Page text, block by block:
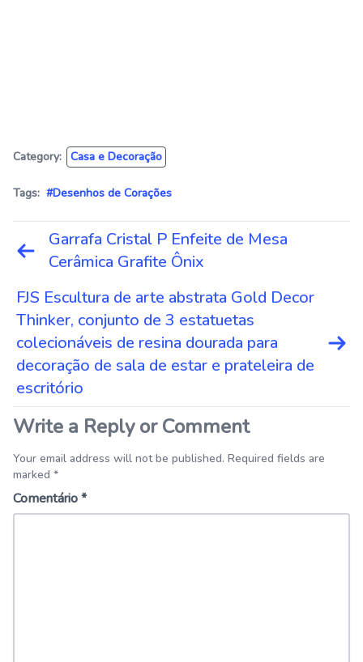
Category: Casa e Decoração
Tags: #Desenhos de Corações
Navegação
de
Garrafa Cristal P Enfeite de Mesa
Cerâmica Grafite Ônix
FJS Escultura de arte abstrata Gold Decor
Thinker, conjunto de 3 estatuetas
colecionáveis de resina dourada para
decoração de sala de estar e prateleira de
escritório
Write a Reply or Comment
Your email address will not be published. Required fields are
marked *
Comentário*